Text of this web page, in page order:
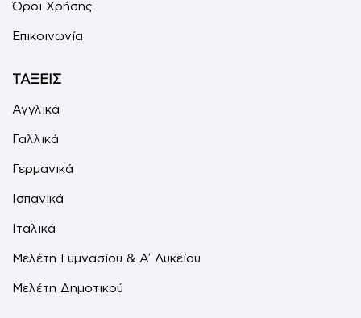
Όροι Χρήσης
Επικοινωνία
ΤΑΞΕΙΣ
Αγγλικά
Γαλλικά
Γερμανικά
Ισπανικά
Ιταλικά
Μελέτη Γυμνασίου & Α’ Λυκείου
Μελέτη Δημοτικού